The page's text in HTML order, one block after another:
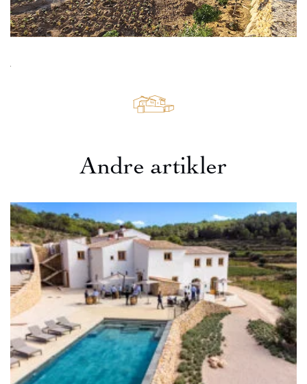
Andre artikler